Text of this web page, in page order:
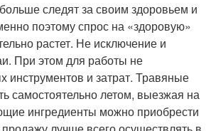
следят за своим здоровьем и
поэтому спрос на «здоровую»
растет. Не исключение и
При этом для работы не
инструментов и затрат. Травяные
самостоятельно летом, выезжая на
ингредиенты можно приобрести